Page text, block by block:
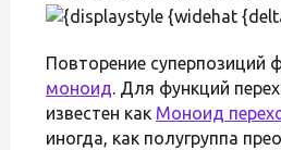
Повторение суперпозиций
моноид. Для функций
известен как Моноид
иногда, как полугруппа